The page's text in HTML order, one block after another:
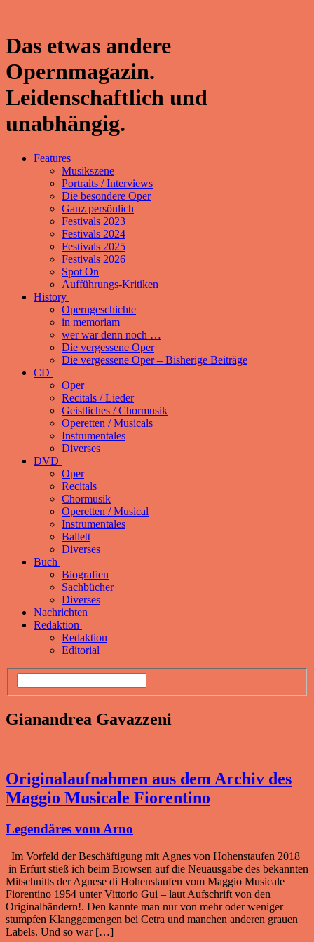
Das etwas andere
Opernmagazin.
Leidenschaftlich und
unabhängig.
Features
Musikszene
Portraits / Interviews
Die besondere Oper
Ganz persönlich
Festivals 2023
Festivals 2024
Festivals 2025
Festivals 2026
Spot On
Aufführungs-Kritiken
History
Operngeschichte
in memoriam
wer war denn noch …
Die vergessene Oper
Die vergessene Oper – Bisherige Beiträge
CD
Oper
Recitals / Lieder
Geistliches / Chormusik
Operetten / Musicals
Instrumentales
Diverses
DVD
Oper
Recitals
Chormusik
Operetten / Musical
Instrumentales
Ballett
Diverses
Buch
Biografien
Sachbücher
Diverses
Nachrichten
Redaktion
Redaktion
Editorial
Gianandrea Gavazzeni
Originalaufnahmen aus dem Archiv des
Maggio Musicale Fiorentino
Legendäres vom Arno
Im Vorfeld der Beschäftigung mit Agnes von Hohenstaufen 2018
in Erfurt stieß ich beim Browsen auf die Neuausgabe des bekannten
Mitschnitts der Agnese di Hohenstaufen vom Maggio Musicale
Fiorentino 1954 unter Vittorio Gui – laut Aufschrift von den
Originalbändern!. Den kannte man nur von mehr oder weniger
stumpfen Klanggemengen bei Cetra und manchen anderen grauen
Labels. Und so war […]